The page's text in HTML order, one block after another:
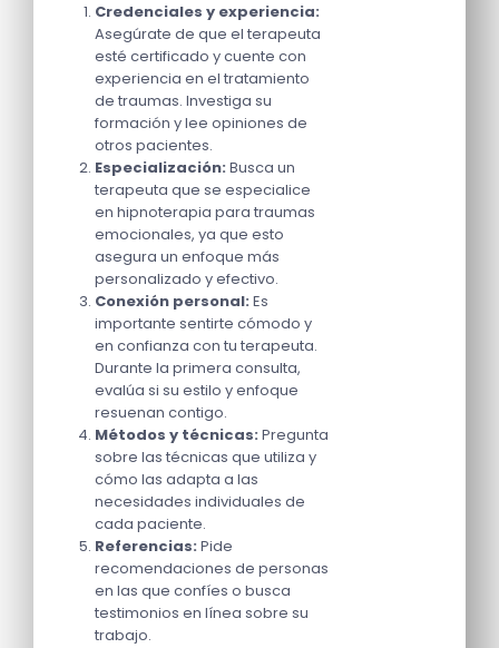
Credenciales y experiencia:
Asegúrate de que el terapeuta
esté certificado y cuente con
experiencia en el tratamiento
de traumas. Investiga su
formación y lee opiniones de
otros pacientes.
Especialización: Busca un
terapeuta que se especialice
en hipnoterapia para traumas
emocionales, ya que esto
asegura un enfoque más
personalizado y efectivo.
Conexión personal: Es
importante sentirte cómodo y
en confianza con tu terapeuta.
Durante la primera consulta,
evalúa si su estilo y enfoque
resuenan contigo.
Métodos y técnicas: Pregunta
sobre las técnicas que utiliza y
cómo las adapta a las
necesidades individuales de
cada paciente.
Referencias: Pide
recomendaciones de personas
en las que confíes o busca
testimonios en línea sobre su
trabajo.